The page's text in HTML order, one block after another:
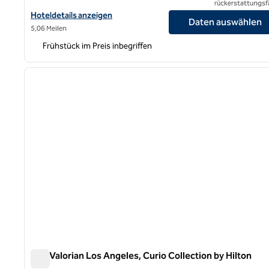
Hoteldetails für Hampton Inn & Suites Los Angeles/Sherman
Hoteldetails anzeigen
5,06 Meilen
Daten auswählen
Frühstück im Preis inbegriffen
1 von 12
The Valorian Los Angeles, Curio Collection by Hilton